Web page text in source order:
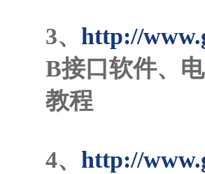
3、 http://
B接口软件、
教程
4、 http://